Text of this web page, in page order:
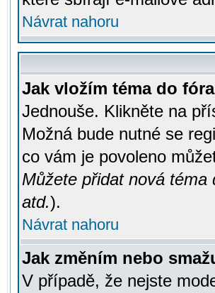
Návrat nahoru
Jak vložím téma do
Jednouše. Klikněte na
Možná bude nutné se
co vám je povoleno
Můžete přidat nová
atd.).
Návrat nahoru
Jak změním nebo
V případě, že nejste